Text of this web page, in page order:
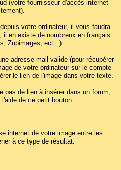
(votre fournisseur d'accès internet
votre ordinateur, il vous faudra
il en existe de nombreux en français
Zupimages, ect...).
adresse mail valide (pour récupérer
de votre ordinateur sur le compte
le lien de l'image dans votre texte.
pas de lien à insérer dans un forum,
de ce petit bouton:
internet de votre image entre les
à ce type de résultat: